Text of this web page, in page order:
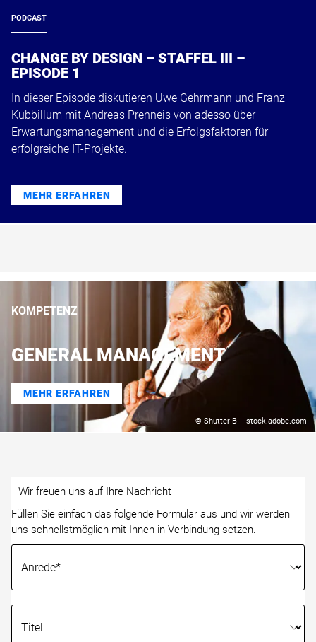
PODCAST
CHANGE BY DESIGN – STAFFEL III –
EPISODE 1
In dieser Episode diskutieren Uwe Gehrmann und Franz
Kubbillum mit Andreas Prenneis von adesso über
Erwartungsmanagement und die Erfolgsfaktoren für
erfolgreiche IT-Projekte.
MEHR ERFAHREN
© Shutter B – stock.adobe.com
KOMPETENZ
GENERAL MANAGEMENT
MEHR ERFAHREN
Wir freuen uns auf Ihre Nachricht
Füllen Sie einfach das folgende Formular aus und wir werden
uns schnellstmöglich mit Ihnen in Verbindung setzen.